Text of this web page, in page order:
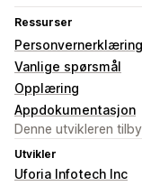
Ressurser
Personvernerklæring
Vanlige spørsmål
Opplæring
Appdokumentasjon
Denne utvikleren
Utvikler
Uforia Infotech Inc